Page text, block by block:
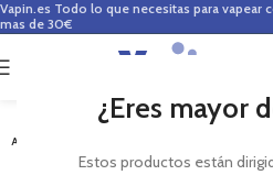
¿Eres mayor
Estos productos están
Vapin.es Todo lo que necesitas para vapear
mas de 30€
AGOTADO